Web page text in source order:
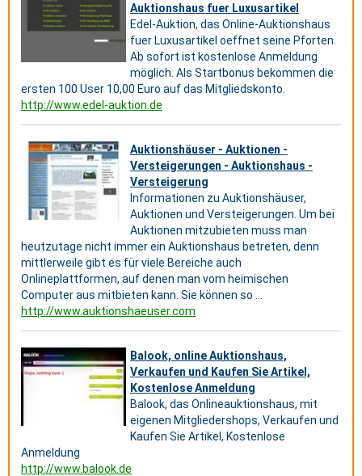
Auktionshaus fuer Luxusartikel
Edel-Auktion, das Online-Auktionshaus
fuer Luxusartikel oeffnet seine Pforten.
Ab sofort ist kostenlose Anmeldung
möglich. Als Startbonus bekommen die
ersten 100 User 10,00 Euro auf das Mitgliedskonto.
http://www.edel-auktion.de
Auktionshäuser - Auktionen -
Versteigerungen - Auktionshaus -
Versteigerung
Informationen zu Auktionshäuser,
Auktionen und Versteigerungen. Um bei
Auktionen mitzubieten muss man
heutzutage nicht immer ein Auktionshaus betreten, denn
mittlerweile gibt es für viele Bereiche auch
Onlineplattformen, auf denen man vom heimischen
Computer aus mitbieten kann. Sie können so ...
http://www.auktionshaeuser.com
Balook, online Auktionshaus,
Verkaufen und Kaufen Sie Artikel,
Kostenlose Anmeldung
Balook, das Onlineauktionshaus, mit
eigenen Mitgliedershops, Verkaufen und
Kaufen Sie Artikel, Kostenlose
Anmeldung
http://www.balook.de